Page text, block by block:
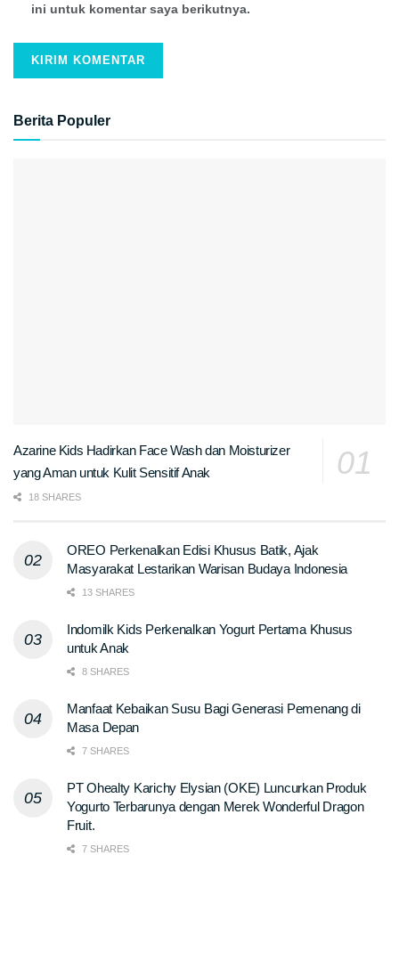
ini untuk komentar saya berikutnya.
Berita Populer
Azarine Kids Hadirkan Face Wash dan Moisturizer
yang Aman untuk Kulit Sensitif Anak
18 SHARES
OREO Perkenalkan Edisi Khusus Batik, Ajak
Masyarakat Lestarikan Warisan Budaya Indonesia
13 SHARES
Indomilk Kids Perkenalkan Yogurt Pertama Khusus
untuk Anak
8 SHARES
Manfaat Kebaikan Susu Bagi Generasi Pemenang di
Masa Depan
7 SHARES
PT Ohealty Karichy Elysian (OKE) Luncurkan Produk
Yogurto Terbarunya dengan Merek Wonderful Dragon
Fruit.
7 SHARES